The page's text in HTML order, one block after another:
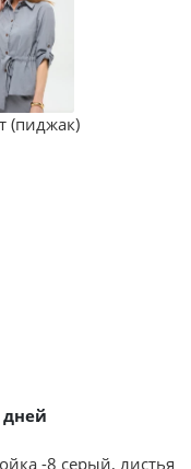
(пиджак)
дней
-8 серый, листья